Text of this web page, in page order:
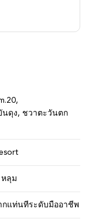
นดุง, ชวาตะวันตก
ลุม
กแท่นทีระดับมืออาชีพ